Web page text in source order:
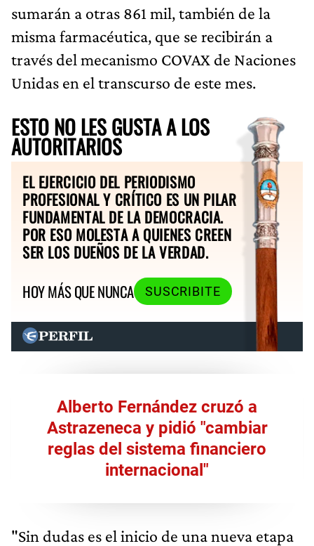
sumarán a otras 861 mil, también de la
misma farmacéutica, que se recibirán a
través del mecanismo COVAX de Naciones
Unidas en el transcurso de este mes.
ESTO NO LES GUSTA A LOS
AUTORITARIOS
EL EJERCICIO DEL PERIODISMO
PROFESIONAL Y CRÍTICO ES UN PILAR
FUNDAMENTAL DE LA DEMOCRACIA.
POR ESO MOLESTA A QUIENES CREEN
SER LOS DUEÑOS DE LA VERDAD.
HOY MÁS QUE NUNCA
SUSCRIBITE
Alberto Fernández cruzó a
Astrazeneca y pidió "cambiar
reglas del sistema financiero
internacional"
"Sin dudas es el inicio de una nueva etapa